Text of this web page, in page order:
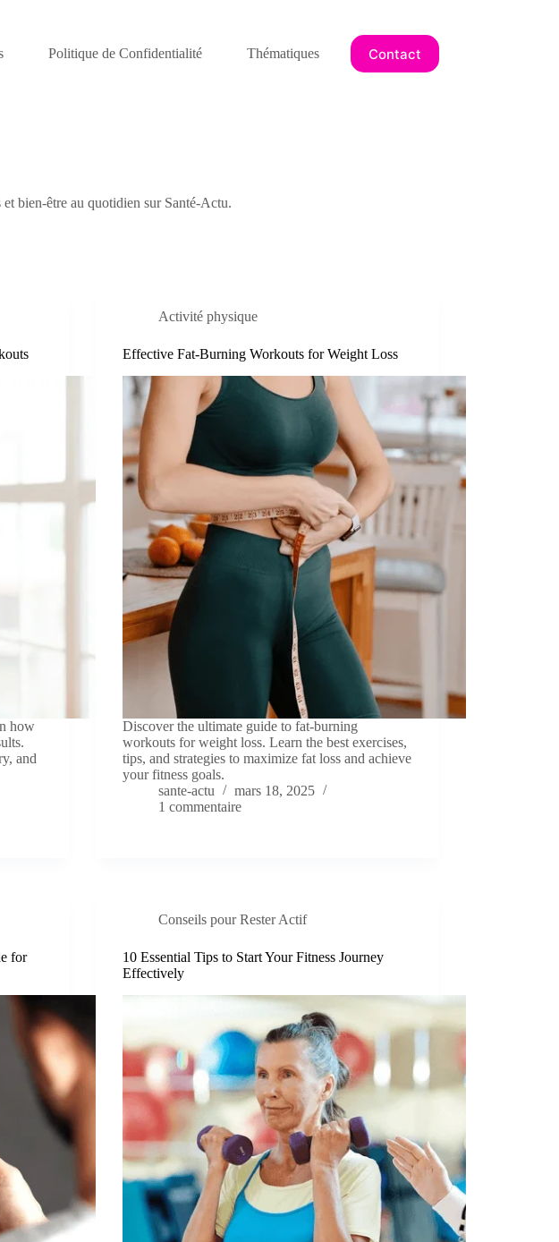
Politique de Confidentialité Thématiques Contact
bien-être au quotidien sur Santé-Actu.
how
and
Activité physique
Effective Fat-Burning Workouts for Weight Loss
Discover the ultimate guide to fat-burning
workouts for weight loss. Learn the best exercises,
tips, and strategies to maximize fat loss and achieve
your fitness goals.
sante-actu
mars 18, 2025
1 commentaire
for
Conseils pour Rester Actif
10 Essential Tips to Start Your Fitness Journey
Effectively